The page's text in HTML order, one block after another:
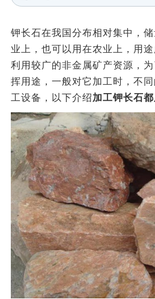
钾长石在我国分布相对集中，
业上，也可以用在农业上，用
利用较广的非金属矿产资源，
挥用途，一般对它加工时，不
工设备，以下介绍加工钾长石